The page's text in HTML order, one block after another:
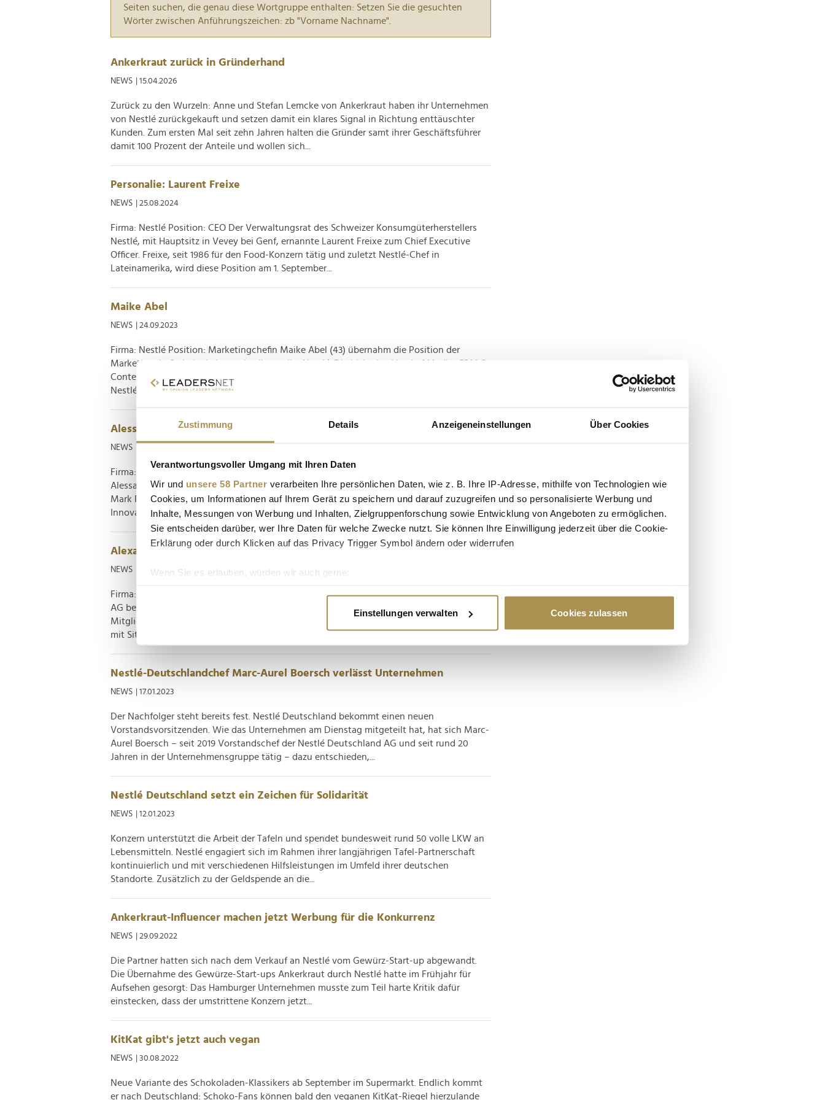
Zustimmung Details Anzeigeneinstellungen Über Cookies
Verantwortungsvoller Umgang mit Ihren Daten
Wir und unsere 58 Partner verarbeiten Ihre persönlichen Daten, wie z. B. Ihre IP-Adresse, mithilfe von Technologien wie
Cookies, um Informationen auf Ihrem Gerät zu speichern und darauf zuzugreifen und so personalisierte Werbung und
Inhalte, Messungen von Werbung und Inhalten, Zielgruppenforschung sowie Entwicklung von Angeboten zu ermöglichen.
Sie entscheiden darüber, wer Ihre Daten für welche Zwecke nutzt. Sie können Ihre Einwilligung jederzeit über die Cookie-
Erklärung oder durch Klicken auf das Privacy Trigger Symbol ändern oder widerrufen
Wenn Sie es erlauben, würden wir auch gerne:
Erfahren Sie mehr darüber, wie Ihre persönlichen Daten verarbeitet werden, und legen Sie Ihre Präferenzen im
und die Zugriffe auf unsere Website zu analysieren. Außerdem geben wir Informationen zu Ihrer Verwendung unserer
Website an unsere Partner für soziale Medien, Werbung und Analysen weiter. Unsere Partner führen diese Informationen
der Dienste gesammelt haben.
Einstellungen verwalten Cookies zulassen
Seiten suchen, die genau diese Wortgruppe enthalten: Setzen Sie die gesuchten
Wörter zwischen Anführungszeichen: zb "Vorname Nachname".
Ankerkraut zurück in Gründerhand
NEWS | 15.04.2026
Zurück zu den Wurzeln: Anne und Stefan Lemcke von Ankerkraut haben ihr Unternehmen
von Nestlé zurückgekauft und setzen damit ein klares Signal in Richtung enttäuschter
Kunden. Zum ersten Mal seit zehn Jahren halten die Gründer samt ihrer Geschäftsführer
damit 100 Prozent der Anteile und wollen sich...
Personalie: Laurent Freixe
NEWS | 25.08.2024
Firma: Nestlé Position: CEO Der Verwaltungsrat des Schweizer Konsumgüterherstellers
Nestlé, mit Hauptsitz in Vevey bei Genf, ernannte Laurent Freixe zum Chief Executive
Officer. Freixe, seit 1986 für den Food-Konzern tätig und zuletzt Nestlé-Chef in
Lateinamerika, wird diese Position am 1. September...
Maike Abel
NEWS | 24.09.2023
Firma: Nestlé Position: Marketingchefin Maike Abel (43) übernahm die Position der
Marketingchefin beim Lebensmittelhersteller Nestlé. Die bisherige Head of Media, CRM &
Content folgt auf Jolanda Schwirtz, bisher Digital & Corporate Marketing Director bei
Nestlé in Deutschland. Die diplomierte...
Alessandro Piccinini
NEWS
Firma: Nespresso Deutschland Position: Geschäftsführer Zu Jahresbeginn übernahm
Alessandro Piccinini die Position des Geschäftsführers von Nespresso Deutschland von
Mark Ruijgrok, der das Unternehmen seit 2018 in Richtung Agilität,
Innovationsmentalität, Verantwortung und Inklusion entwickeln konnte....
Alexander von Maillot
NEWS | 27.03.2023
Firma: Nestlé Deutschland AG Position: Vorstandsvorsitzender Die Nestlé Deutschland
AG bestellte den erfahrenen Manager Alexander von Maillot (51) mit 1. März 2023 zum
Mitglied des Vorstands und Vorstandsvorsitzenden des Nahrungsmittelunternehmens
mit Sitz in Frankfurt am Main. Vor seinem Aufstieg...
Nestlé-Deutschlandchef Marc-Aurel Boersch verlässt Unternehmen
NEWS | 17.01.2023
Der Nachfolger steht bereits fest. Nestlé Deutschland bekommt einen neuen
Vorstandsvorsitzenden. Wie das Unternehmen am Dienstag mitgeteilt hat, hat sich Marc-
Aurel Boersch – seit 2019 Vorstandschef der Nestlé Deutschland AG und seit rund 20
Jahren in der Unternehmensgruppe tätig – dazu entschieden,...
Nestlé Deutschland setzt ein Zeichen für Solidarität
NEWS | 12.01.2023
Konzern unterstützt die Arbeit der Tafeln und spendet bundesweit rund 50 volle LKW an
Lebensmitteln. Nestlé engagiert sich im Rahmen ihrer langjährigen Tafel-Partnerschaft
kontinuierlich und mit verschiedenen Hilfsleistungen im Umfeld ihrer deutschen
Standorte. Zusätzlich zu der Geldspende an die...
Ankerkraut-Influencer machen jetzt Werbung für die Konkurrenz
NEWS | 29.09.2022
Die Partner hatten sich nach dem Verkauf an Nestlé vom Gewürz-Start-up abgewandt.
Die Übernahme des Gewürze-Start-ups Ankerkraut durch Nestlé hatte im Frühjahr für
Aufsehen gesorgt: Das Hamburger Unternehmen musste zum Teil harte Kritik dafür
einstecken, dass der umstrittene Konzern jetzt...
KitKat gibt's jetzt auch vegan
NEWS | 30.08.2022
Neue Variante des Schokoladen-Klassikers ab September im Supermarkt. Endlich kommt
er nach Deutschland: Schoko-Fans können bald den veganen KitKat-Riegel hierzulande